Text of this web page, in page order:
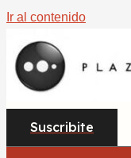
Ir al contenido
Suscribite